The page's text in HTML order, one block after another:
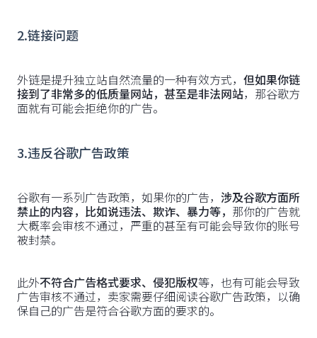
2.链接问题
外链是提升独立站自然流量的一种有效方式， 但如果你链
接到了非常多的低质量网站，甚至是非法网站，那谷歌方
面就有可能会拒绝你的广告。
3.违反谷歌广告政策
谷歌有一系列广告政策，如果你的广告， 涉及谷歌方面所
禁止的内容，比如说违法、欺诈、暴力等， 那你的广告就
大概率会审核不通过，严重的甚至有可能会导致你的账号
被封禁。
此外不符合广告格式要求、侵犯版权等，也有可能会导致
广告审核不通过，卖家需要仔细阅读谷歌广告政策，以确
保自己的广告是符合谷歌方面的要求的。